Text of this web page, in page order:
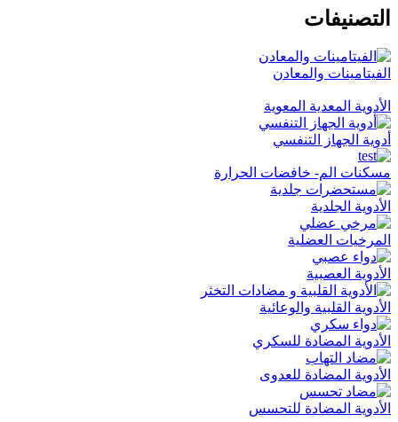
التصنيفات
الفيتامينات والمعادن
الأدوية المعدية المعوية
أدوية الجهاز التنفسي
مسكنات الم- خافضات الحرارة
الأدوية الجلدية
المرخيات العضلية
الأدوية العصبية
الأدوية القلبية والوعائية
الأدوية المضادة للسكري
الأدوية المضادة للعدوى
الأدوية المضادة للتحسس